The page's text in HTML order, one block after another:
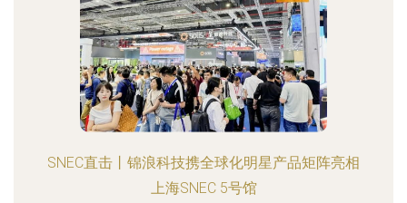
SNEC直击丨锦浪科技携全球化明星产品矩阵亮相
上海SNEC 5号馆